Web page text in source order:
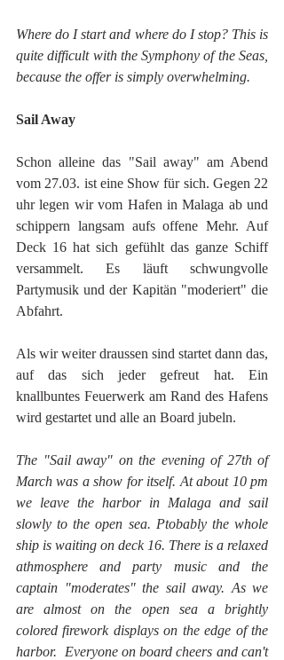
Where do I start and where do I stop? This is
quite difficult with the Symphony of the Seas,
because the offer is simply overwhelming.
Sail Away
Schon alleine das "Sail away" am Abend
vom 27.03. ist eine Show für sich. Gegen 22
uhr legen wir vom Hafen in Malaga ab und
schippern langsam aufs offene Mehr. Auf
Deck 16 hat sich gefühlt das ganze Schiff
versammelt. Es läuft schwungvolle
Partymusik und der Kapitän "moderiert" die
Abfahrt.
Als wir weiter draussen sind startet dann das,
auf das sich jeder gefreut hat. Ein
knallbuntes Feuerwerk am Rand des Hafens
wird gestartet und alle an Board jubeln.
The "Sail away" on the evening of 27th of
March was a show for itself. At about 10 pm
we leave the harbor in Malaga and sail
slowly to the open sea. Ptobably the whole
ship is waiting on deck 16. There is a relaxed
athmosphere and party music and the
captain "moderates" the sail away. As we
are almost on the open sea a brightly
colored firework displays on the edge of the
harbor.  Everyone on board cheers and can't